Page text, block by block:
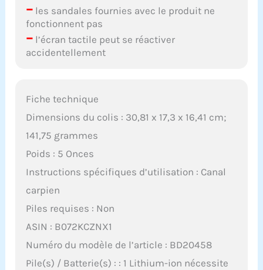
– les sandales fournies avec le produit ne
fonctionnent pas
– l’écran tactile peut se réactiver
accidentellement
Fiche technique
Dimensions du colis : 30,81 x 17,3 x 16,41 cm;
141,75 grammes
Poids : 5 Onces
Instructions spécifiques d’utilisation : Canal
carpien
Piles requises : Non
ASIN : B072KCZNX1
Numéro du modèle de l’article : BD20458
Pile(s) / Batterie(s) : : 1 Lithium-ion nécessite